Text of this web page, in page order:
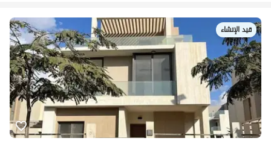
قيد الإنشاء